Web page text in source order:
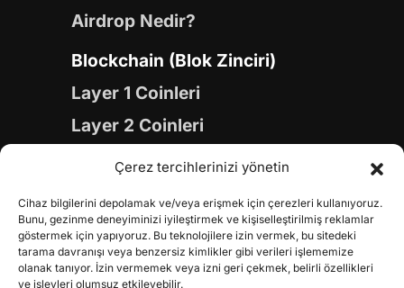
Çerez tercihlerinizi yönetin
Cihaz bilgilerini depolamak ve/veya erişmek için çerezleri kullanıyoruz.
Bunu, gezinme deneyiminizi iyileştirmek ve kişiselleştirilmiş reklamlar
göstermek için yapıyoruz. Bu teknolojilere izin vermek, bu sitedeki
tarama davranışı veya benzersiz kimlikler gibi verileri işlememize
olanak tanıyor. İzin vermemek veya izni geri çekmek, belirli özellikleri
ve işlevleri olumsuz etkileyebilir.
Airdrop Nedir?
Blockchain (Blok Zinciri)
Layer 1 Coinleri
Layer 2 Coinleri
Yapay Zeka (AI) Coinleri
Gaming Coinleri
RWA Coinleri